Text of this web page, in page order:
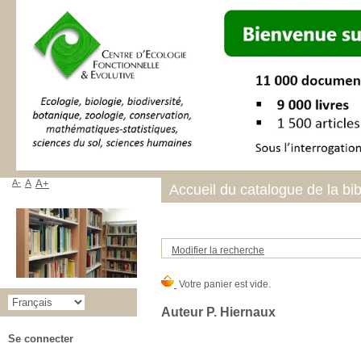
Modifier la recherche
Auteur P. Hiernaux
Accueil du catalogue de la
A- A A+
Se connecter